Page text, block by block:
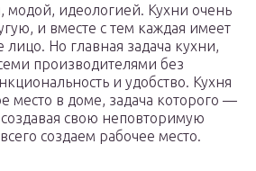
модой, идеологией. Кухни очень
и вместе с тем каждая имеет
Но главная задача кухни,
производителями без
и удобство. Кухня
место в доме, задача которого —
создавая свою неповторимую
создаем рабочее место.